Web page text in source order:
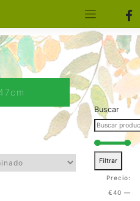
Buscar
Filtrar
Precio:
€40 —